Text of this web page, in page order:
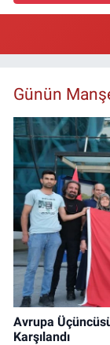
Günün
Avrupa
Karşılandı